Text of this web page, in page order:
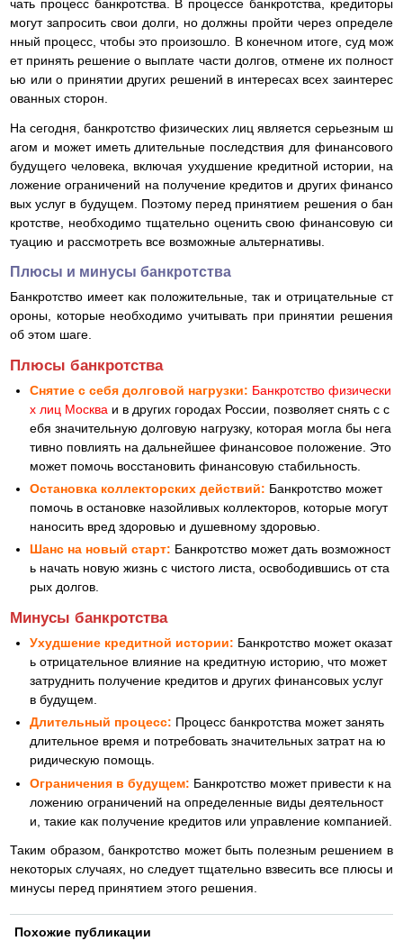
чать процесс банкротства. В процессе банкротства, кредиторы
могут запросить свои долги, но должны пройти через определе
нный процесс, чтобы это произошло. В конечном итоге, суд мож
ет принять решение о выплате части долгов, отмене их полност
ью или о принятии других решений в интересах всех заинтерес
ованных сторон.
На сегодня, банкротство физических лиц является серьезным ш
агом и может иметь длительные последствия для финансового
будущего человека, включая ухудшение кредитной истории, на
ложение ограничений на получение кредитов и других финансо
вых услуг в будущем. Поэтому перед принятием решения о бан
кротстве, необходимо тщательно оценить свою финансовую си
туацию и рассмотреть все возможные альтернативы.
Плюсы и минусы банкротства
Банкротство имеет как положительные, так и отрицательные ст
ороны, которые необходимо учитывать при принятии решения
об этом шаге.
Плюсы банкротства
Снятие с себя долговой нагрузки: Банкротство физически
х лиц Москва и в других городах России, позволяет снять с с
ебя значительную долговую нагрузку, которая могла бы нега
тивно повлиять на дальнейшее финансовое положение. Это
может помочь восстановить финансовую стабильность.
Остановка коллекторских действий: Банкротство может
помочь в остановке назойливых коллекторов, которые могут
наносить вред здоровью и душевному здоровью.
Шанс на новый старт: Банкротство может дать возможност
ь начать новую жизнь с чистого листа, освободившись от ста
рых долгов.
Минусы банкротства
Ухудшение кредитной истории: Банкротство может оказат
ь отрицательное влияние на кредитную историю, что может
затруднить получение кредитов и других финансовых услуг
в будущем.
Длительный процесс: Процесс банкротства может занять
длительное время и потребовать значительных затрат на ю
ридическую помощь.
Ограничения в будущем: Банкротство может привести к на
ложению ограничений на определенные виды деятельност
и, такие как получение кредитов или управление компанией.
Таким образом, банкротство может быть полезным решением в
некоторых случаях, но следует тщательно взвесить все плюсы и
минусы перед принятием этого решения.
Похожие публикации